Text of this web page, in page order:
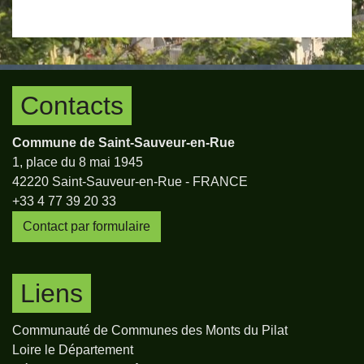
Contacts
Commune de Saint-Sauveur-en-Rue
1, place du 8 mai 1945
42220 Saint-Sauveur-en-Rue - FRANCE
+33 4 77 39 20 33
Contact par formulaire
Liens
Communauté de Communes des Monts du Pilat
Loire le Département